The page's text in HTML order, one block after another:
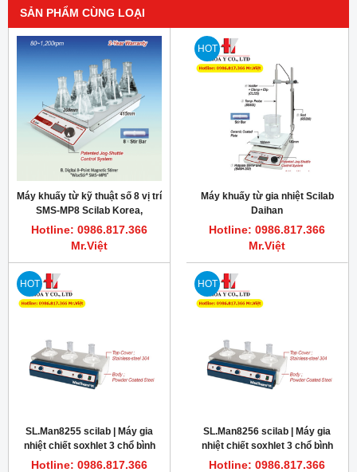
SẢN PHẨM CÙNG LOẠI
Máy khuấy từ kỹ thuật số 8 vị trí
SMS-MP8 Scilab Korea,
80~1200RPM
Hotline: 0986.817.366
Mr.Việt
HOT
Máy khuấy từ gia nhiệt Scilab
Daihan
Hotline: 0986.817.366
Mr.Việt
HOT
SL.Man8255 scilab | Máy gia
nhiệt chiết soxhlet 3 chổ bình
cầu đáy tròn 500ml 450oC
Hotline: 0986.817.366
HOT
SL.Man8256 scilab | Máy gia
nhiệt chiết soxhlet 3 chổ bình
cầu đáy tròn 1000ml 450oC
Hotline: 0986.817.366